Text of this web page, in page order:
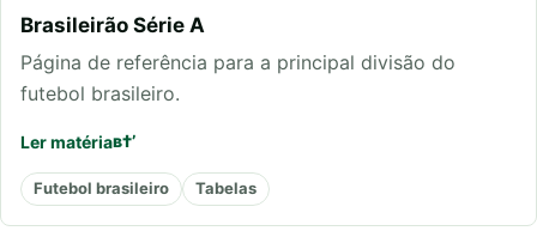
Brasileirão Série A
Página de referência para a principal divisão do
futebol brasileiro.
Ler matéria
Futebol brasileiro Tabelas